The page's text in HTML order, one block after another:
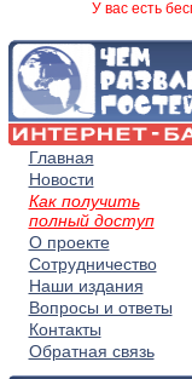
У вас есть
Главная
Новости
Как получить
полный доступ
О проекте
Сотрудничество
Наши издания
Вопросы и ответы
Контакты
Обратная связь